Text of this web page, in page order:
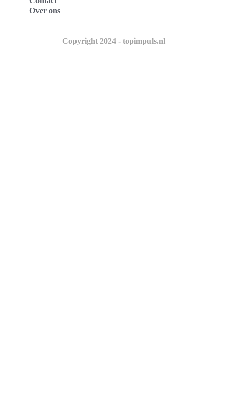
Over ons
Copyright 2024 - topimpuls.nl